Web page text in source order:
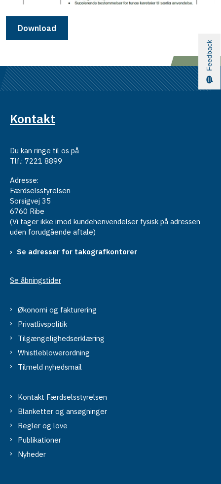
Download
Kontakt
Du kan ringe til os på
Tlf.: 7221 8899
Adresse:
Færdselsstyrelsen
Sorsigvej 35
6760 Ribe
(Vi tager ikke imod kundehenvendelser fysisk på adressen
uden forudgående aftale)
Se adresser for takografkontorer
Se åbningstider
Økonomi og fakturering
Privatlivspolitik
Tilgængelighedserklæring
Whistleblowerordning
Tilmeld nyhedsmail
Kontakt Færdselsstyrelsen
Blanketter og ansøgninger
Regler og love
Publikationer
Nyheder
Feedback